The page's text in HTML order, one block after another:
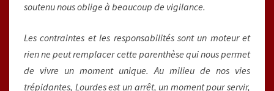
soutenu nous oblige à beaucoup de vigilance.
Les contraintes et les responsabilités sont un moteur et
rien ne peut remplacer cette parenthèse qui nous permet
de vivre un moment unique. Au milieu de nos vies
trépidantes, Lourdes est un arrêt, un moment pour servir,